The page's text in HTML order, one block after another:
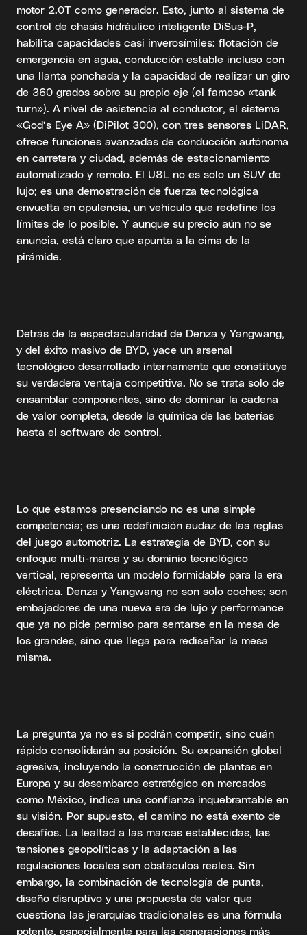
motor 2.0T como generador. Esto, junto al sistema de
control de chasis hidráulico inteligente DiSus-P,
habilita capacidades casi inverosímiles: flotación de
emergencia en agua, conducción estable incluso con
una llanta ponchada y la capacidad de realizar un giro
de 360 grados sobre su propio eje (el famoso «tank
turn»). A nivel de asistencia al conductor, el sistema
«God’s Eye A» (DiPilot 300), con tres sensores LiDAR,
ofrece funciones avanzadas de conducción autónoma
en carretera y ciudad, además de estacionamiento
automatizado y remoto. El U8L no es solo un SUV de
lujo; es una demostración de fuerza tecnológica
envuelta en opulencia, un vehículo que redefine los
límites de lo posible. Y aunque su precio aún no se
anuncia, está claro que apunta a la cima de la
pirámide.
Detrás de la espectacularidad de Denza y Yangwang,
y del éxito masivo de BYD, yace un arsenal
tecnológico desarrollado internamente que constituye
su verdadera ventaja competitiva. No se trata solo de
ensamblar componentes, sino de dominar la cadena
de valor completa, desde la química de las baterías
hasta el software de control.
Lo que estamos presenciando no es una simple
competencia; es una redefinición audaz de las reglas
del juego automotriz. La estrategia de BYD, con su
enfoque multi-marca y su dominio tecnológico
vertical, representa un modelo formidable para la era
eléctrica. Denza y Yangwang no son solo coches; son
embajadores de una nueva era de lujo y performance
que ya no pide permiso para sentarse en la mesa de
los grandes, sino que llega para rediseñar la mesa
misma.
La pregunta ya no es si podrán competir, sino cuán
rápido consolidarán su posición. Su expansión global
agresiva, incluyendo la construcción de plantas en
Europa y su desembarco estratégico en mercados
como México, indica una confianza inquebrantable en
su visión. Por supuesto, el camino no está exento de
desafíos. La lealtad a las marcas establecidas, las
tensiones geopolíticas y la adaptación a las
regulaciones locales son obstáculos reales. Sin
embargo, la combinación de tecnología de punta,
diseño disruptivo y una propuesta de valor que
cuestiona las jerarquías tradicionales es una fórmula
potente, especialmente para las generaciones más